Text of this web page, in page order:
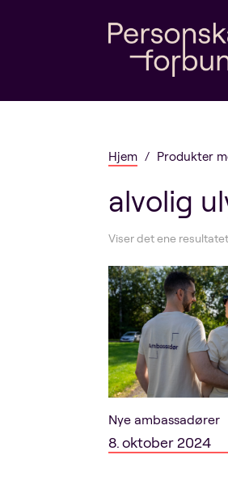
Hjem / Produkter
alvolig
Viser det ene resultatet
Nye ambassadører
8. oktober 2024